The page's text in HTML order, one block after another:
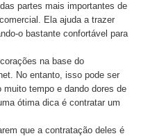
partes mais importantes de
Ela ajuda a trazer
o bastante confortável para
na base do
No entanto, isso pode ser
muito tempo e dando dores de
ótima dica é contratar um
que a contratação deles é